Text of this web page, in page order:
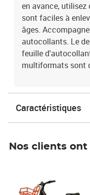
en avance, utilisez
sont faciles à
âges.
autocollants. Le
feuille
multiformats sont
Caractéristiques
Nos clients